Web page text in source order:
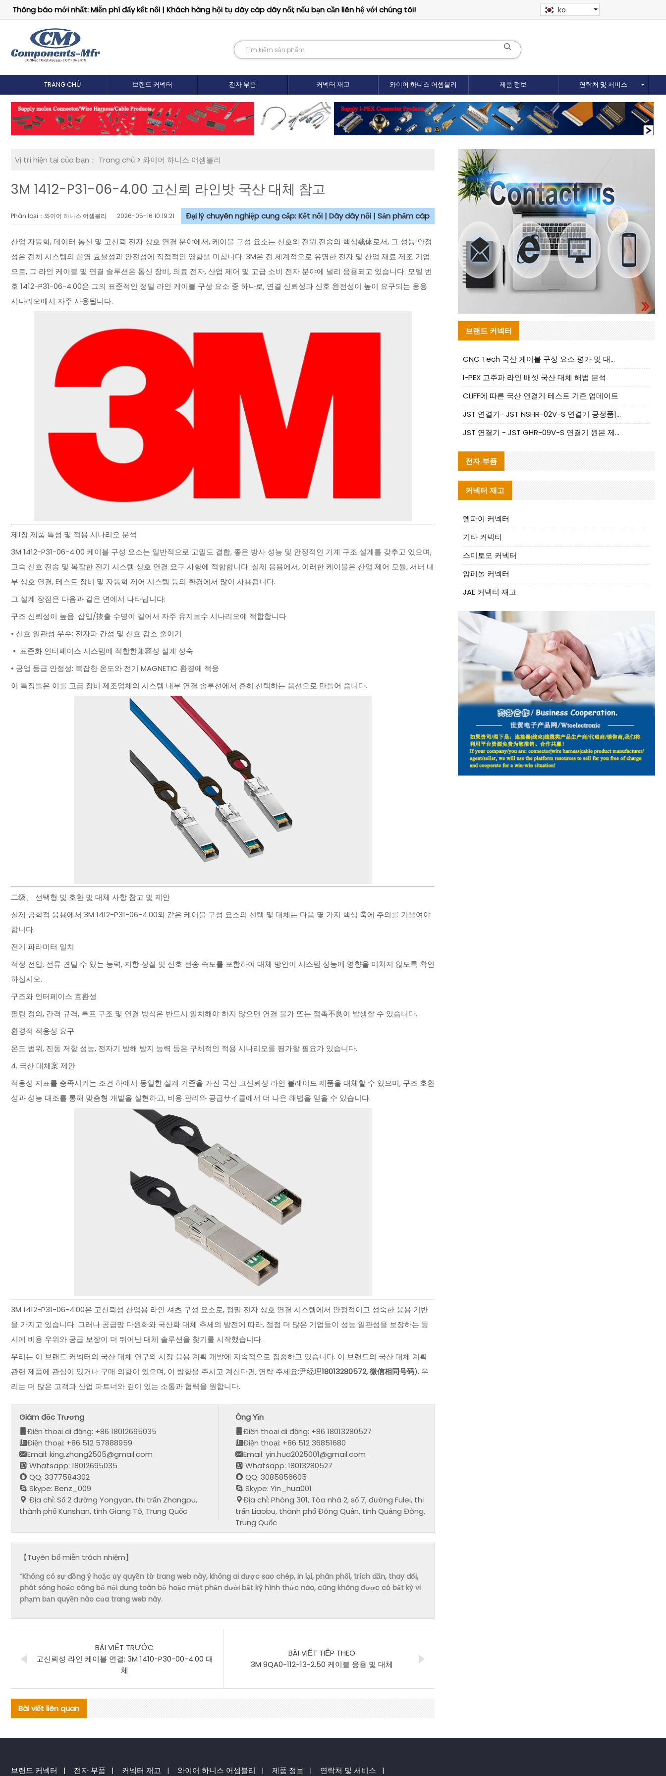
Thông báo mới nhất: Miễn phí đẩy kết nối | Khách hàng hội tụ dây cáp dây nối; nếu bạn cần liên hệ với chúng tôi! ko
TRANG CHỦ 브랜드 커넥터 전자 부품 커넥터 재고 와이어 하니스 어셈블리 제품 정보 연락처 및 서비스
Vị trí hiện tại của bạn： Trang chủ > 와이어 하니스 어셈블리
3M 1412-P31-06-4.00 고신뢰 라인밧 국산 대체 참고
Phân loại：와이어 하니스 어셈블리 2026-05-16 10:19:21 Đại lý chuyên nghiệp cung cấp: Kết nối | Dây dây nối | Sản phẩm cáp
산업 자동화, 데이터 통신 및 고신뢰 전자 상호 연결 분야에서, 케이블 구성 요소는 신호와 전원 전송의 핵심载体로서, 그 성능 안정
성은 전체 시스템의 운영 효율성과 안전성에 직접적인 영향을 미칩니다. 3M은 전 세계적으로 유명한 전자 및 산업 재료 제조 기업
으로, 그 라인 케이블 및 연결 솔루션은 통신 장비, 의료 전자, 산업 제어 및 고급 소비 전자 분야에 널리 응용되고 있습니다. 모델 번
호 1412-P31-06-4.00은 그의 표준적인 정밀 라인 케이블 구성 요소 중 하나로, 연결 신뢰성과 신호 완전성이 높이 요구되는 응용
시나리오에서 자주 사용됩니다.
제1장 제품 특성 및 적용 시나리오 분석
3M 1412-P31-06-4.00 케이블 구성 요소는 일반적으로 고밀도 결합, 좋은 방사 성능 및 안정적인 기계 구조 설계를 갖추고 있으며,
고속 신호 전송 및 복잡한 전기 시스템 상호 연결 요구 사항에 적합합니다. 실제 응용에서, 이러한 케이블은 산업 제어 모듈, 서버 내
부 상호 연결, 테스트 장비 및 자동화 제어 시스템 등의 환경에서 많이 사용됩니다.
그 설계 장점은 다음과 같은 면에서 나타납니다:
구조 신뢰성이 높음: 삽입/抜출 수명이 길어서 자주 유지보수 시나리오에 적합합니다
• 신호 일관성 우수: 전자파 간섭 및 신호 감소 줄이기
• 표준화 인터페이스 시스템에 적합한兼容성 설계 성숙
• 공업 등급 안정성: 복잡한 온도와 전기 MAGNETIC 환경에 적응
이 특징들은 이를 고급 장비 제조업체의 시스템 내부 연결 솔루션에서 흔히 선택하는 옵션으로 만들어 줍니다.
二级、 선택형 및 호환 및 대체 사항 참고 및 제안
실제 공학적 응용에서 3M 1412-P31-06-4.00와 같은 케이블 구성 요소의 선택 및 대체는 다음 몇 가지 핵심 축에 주의를 기울여야
합니다:
전기 파라미터 일치
적정 전압, 전류 견딜 수 있는 능력, 저항 성질 및 신호 전송 속도를 포함하여 대체 방안이 시스템 성능에 영향을 미치지 않도록 확인
하십시오.
구조와 인터페이스 호환성
필링 정의, 간격 규격, 루프 구조 및 연결 방식은 반드시 일치해야 하지 않으면 연결 불가 또는 접촉不良이 발생할 수 있습니다.
환경적 적응성 요구
온도 범위, 진동 저항 성능, 전자기 방해 방지 능력 등은 구체적인 적용 시나리오를 평가할 필요가 있습니다.
4. 국산 대체案 제안
적응성 지표를 충족시키는 조건 하에서 동일한 설계 기준을 가진 국산 고신뢰성 라인 블레이드 제품을 대체할 수 있으며, 구조 호환
성과 성능 대조를 통해 맞춤형 개발을 실현하고, 비용 관리와 공급サイ클에서 더 나은 해법을 얻을 수 있습니다.
3M 1412-P31-06-4.00은 고신뢰성 산업용 라인 셔츠 구성 요소로, 정밀 전자 상호 연결 시스템에서 안정적이고 성숙한 응용 기반
을 가지고 있습니다. 그러나 공급망 다원화와 국산화 대체 추세의 발전에 따라, 점점 더 많은 기업들이 성능 일관성을 보장하는 동
시에 비용 우위와 공급 보장이 더 뛰어난 대체 솔루션을 찾기를 시작했습니다.
우리는 이 브랜드 커넥터의 국산 대체 연구와 시장 응용 계획 개발에 지속적으로 집중하고 있습니다. 이 브랜드의 국산 대체 계획
관련 제품에 관심이 있거나 구매 의향이 있으며, 이 방향을 주시고 계신다면, 연락 주세요:尹经理18013280572, 微信相同号码). 우
리는 더 많은 고객과 산업 파트너와 깊이 있는 소통과 협력을 원합니다.
Giám đốc Trương
Điện thoại di động: +86 18012695035
Điện thoại: +86 512 57888959
Email: king.zhang2505@gmail.com
Whatsapp: 18012695035
QQ: 3377584302
Skype: Benz_009
Địa chỉ: Số 2 đường Yongyan, thị trấn Zhangpu,
thành phố Kunshan, tỉnh Giang Tô, Trung Quốc
Ông Yǐn
Điện thoại di động: +86 18013280527
Điện thoại: +86 512 36851680
Email: yin.hua2025001@gmail.com
Whatsapp: 18013280527
QQ: 3085856605
Skype: Yin_hua001
Địa chỉ: Phòng 301, Tòa nhà 2, số 7, đường Fulei, thị
trấn Liaobu, thành phố Đông Quản, tỉnh Quảng Đông,
Trung Quốc
【Tuyên bố miễn trách nhiệm】
“Không có sự đồng ý hoặc ủy quyền từ trang web này, không ai được sao chép, in lại, phân phối, trích dẫn, thay đổi,
phát sóng hoặc công bố nội dung toàn bộ hoặc một phần dưới bất kỳ hình thức nào, cũng không được có bất kỳ vi
phạm bản quyền nào của trang web này.
BÀI VIẾT TRƯỚC
고신뢰성 라인 케이블 연결: 3M 1410-P30-00-4.00 대
체
BÀI VIẾT TIẾP THEO
3M 9QA0-112-13-2.50 케이블 응용 및 대체
Bài viết liên quan
브랜드 커넥터
CNC Tech 국산 케이블 구성 요소 평가 및 대량 생산 적합성 가이드
I-PEX 고주파 라인 배셋 국산 대체 해법 분석
CLIFF에 따른 국산 연결기 테스트 기준 업데이트
JST 연결기- JST NSHR-02V-S 연결기 공정품|대체품 제공
JST 연결기 - JST GHR-09V-S 연결기 원본 제품 제공 | 대체품 제공
전자 부품
커넥터 재고
델파이 커넥터
기타 커넥터
스미토모 커넥터
암페놀 커넥터
JAE 커넥터 재고
브랜드 커넥터 | 전자 부품 | 커넥터 재고 | 와이어 하니스 어셈블리 | 제품 정보 | 연락처 및 서비스 |